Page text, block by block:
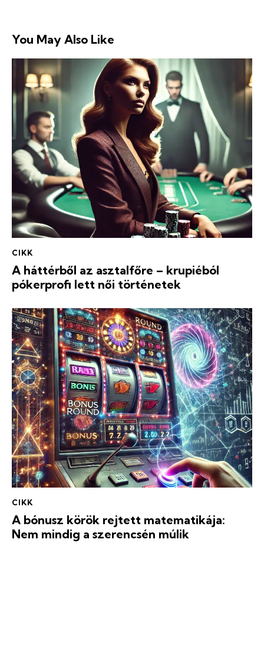
You May Also Like
CIKK
A háttérből az asztalfőre – krupiéból
pókerprofi lett női történetek
CIKK
A bónusz körök rejtett matematikája:
Nem mindig a szerencsén múlik